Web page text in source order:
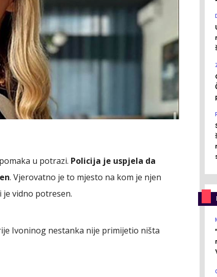
u potrazi. Policija je uspjela da
. Vjerovatno je to mjesto na kom je njen
vidno potresen.
Ivoninog nestanka nije primijetio ništa